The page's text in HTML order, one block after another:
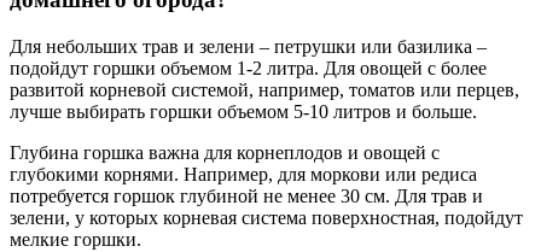
Для небольших трав и зелени – петрушки или базилика –
подойдут горшки объемом 1-2 литра. Для овощей с более
развитой корневой системой, например, томатов или перцев,
лучше выбирать горшки объемом 5-10 литров и больше.
Глубина горшка важна для корнеплодов и овощей с
глубокими корнями. Например, для моркови или редиса
потребуется горшок глубиной не менее 30 см. Для трав и
зелени, у которых корневая система поверхностная, подойдут
мелкие горшки.